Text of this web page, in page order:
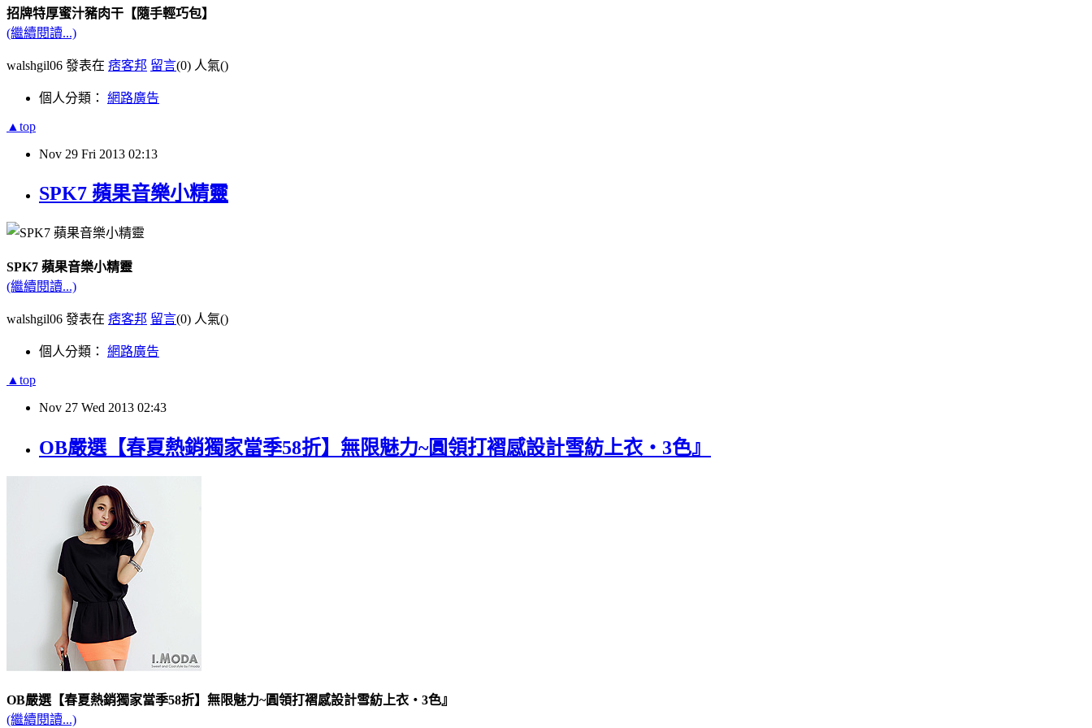
招牌特厚蜜汁豬肉干【隨手輕巧包】
(繼續閱讀...)
walshgil06 發表在 痞客邦 留言(0) 人氣()
個人分類： 網路廣告
▲top
Nov 29 Fri 2013 02:13
SPK7 蘋果音樂小精靈
SPK7 蘋果音樂小精靈
(繼續閱讀...)
walshgil06 發表在 痞客邦 留言(0) 人氣()
個人分類： 網路廣告
▲top
Nov 27 Wed 2013 02:43
OB嚴選【春夏熱銷獨家當季58折】無限魅力~圓領打褶感設計雪紡上衣‧3色』
OB嚴選【春夏熱銷獨家當季58折】無限魅力~圓領打褶感設計雪紡上衣‧3色』
(繼續閱讀...)